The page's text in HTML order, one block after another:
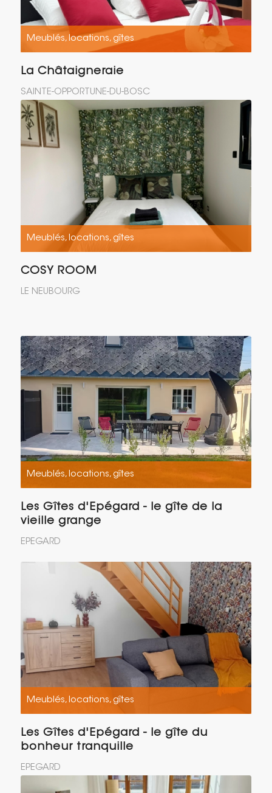
Meublés, locations, gîtes
La Châtaigneraie
SAINTE-OPPORTUNE-DU-BOSC
Meublés, locations, gîtes
COSY ROOM
LE NEUBOURG
Meublés, locations, gîtes
Les Gîtes d'Epégard - le gîte de la
vieille grange
EPEGARD
Meublés, locations, gîtes
Les Gîtes d'Epégard - le gîte du
bonheur tranquille
EPEGARD